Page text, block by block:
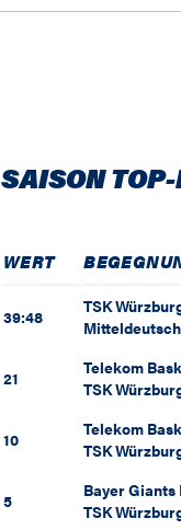
SAISON
WERT
39:48 TSK
21 Telekom
TSK
10 Telekom
TSK
5 Bayer
TSK